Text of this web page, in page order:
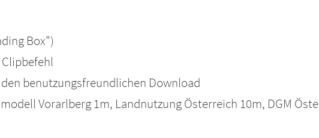
Box")
benutzungsfreundlichen Download
Vorarlberg 1m, Landnutzung Österreich 10m, DGM